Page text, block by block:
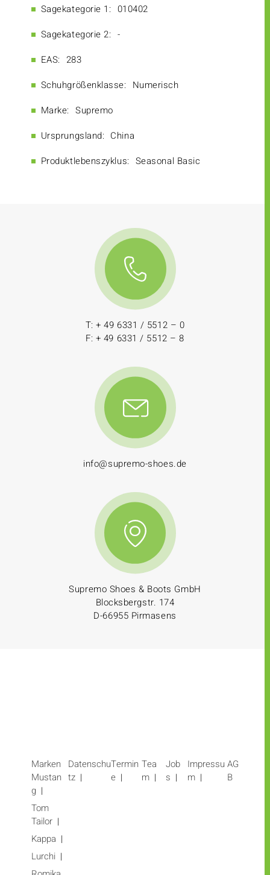
Sagekategorie 1: 010402
Sagekategorie 2: -
EAS: 283
Schuhgrößenklasse: Numerisch
Marke: Supremo
Ursprungsland: China
Produktlebenszyklus: Seasonal Basic
T: + 49 6331 / 5512 – 0
F: + 49 6331 / 5512 – 8
info@supremo-shoes.de
Supremo Shoes & Boots GmbH
Blocksbergstr. 174
D-66955 Pirmasens
Marken
Mustan
g
Tom
Tailor
Kappa
Lurchi
Datenschu
tz
Termin
e
Tea
m
Job
s
Impressu
m
AG
B